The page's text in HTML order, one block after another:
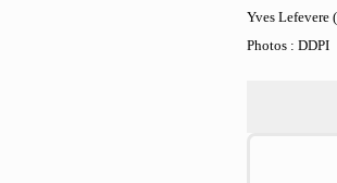
Yves Lefevere
Photos : DDPI